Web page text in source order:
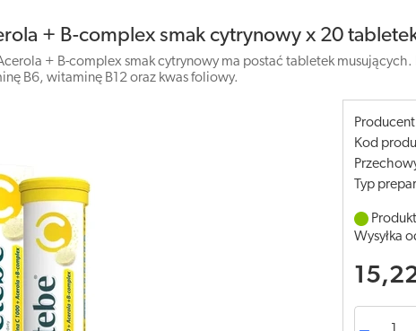
+ B-complex smak cytrynowy x 20
+ B-complex smak cytrynowy ma postać tabletek musujących.
B6, witaminę B12 oraz kwas foliowy.
Kod
Typ
Wysyłka